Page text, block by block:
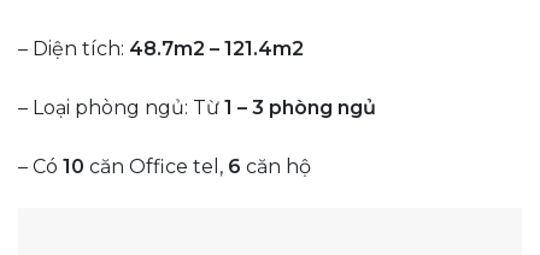
– Diện tích: 48.7m2 – 121.4m2
– Loại phòng ngủ: Từ 1 – 3 phòng ngủ
– Có 10 căn Office tel, 6 căn hộ